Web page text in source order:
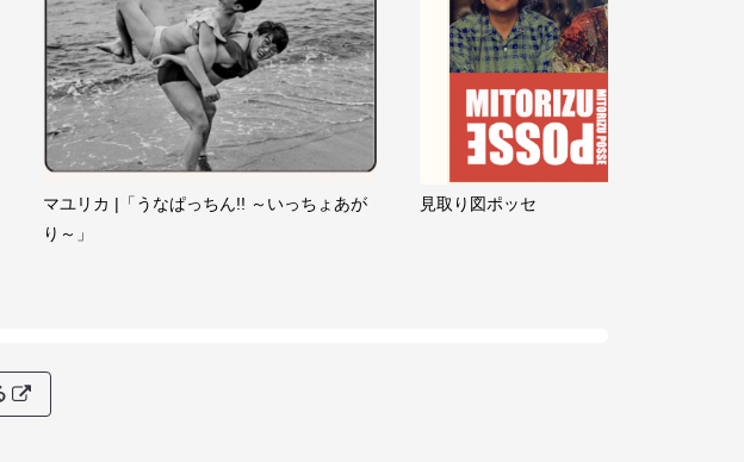
マユリカ |「うなぱっちん!! ～いっちょあが
り～」
見取り図ポッセ